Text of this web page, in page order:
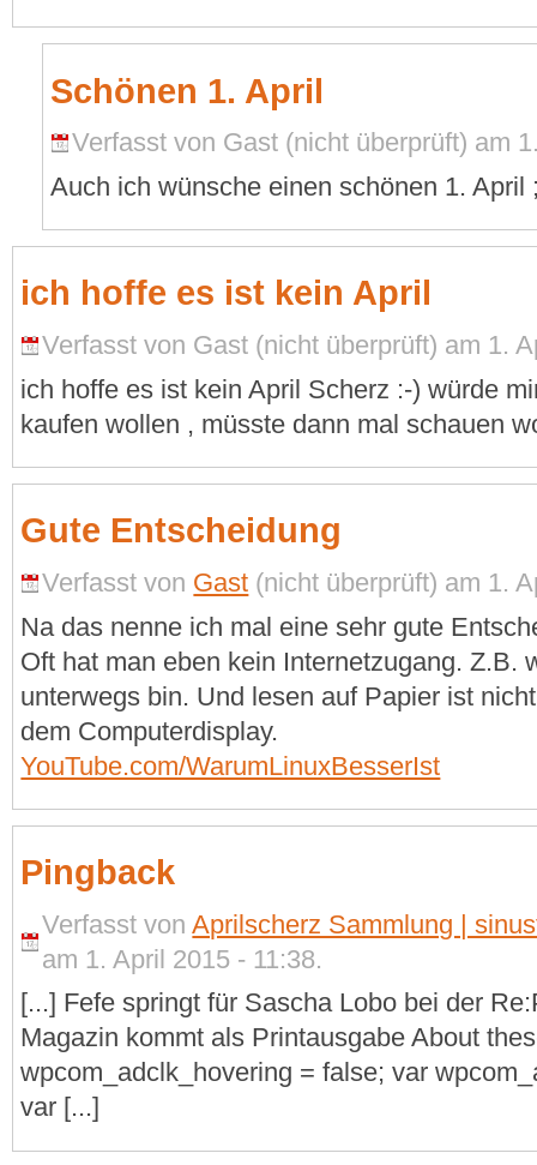
Schönen 1. April
Verfasst von Gast (nicht überprüft) am
Auch ich wünsche einen schönen 1. April
ich hoffe es ist kein April
Verfasst von Gast (nicht überprüft) am 1.
ich hoffe es ist kein April Scherz :-) würde
kaufen wollen , müsste dann mal schauen
Gute Entscheidung
Verfasst von Gast (nicht überprüft) am 1.
Na das nenne ich mal eine sehr gute
Oft hat man eben kein Internetzugang. Z.B.
unterwegs bin. Und lesen auf Papier ist
dem Computerdisplay.
YouTube.com/WarumLinuxBesserIst
Pingback
Verfasst vonAprilscherz Sammlung |
am 1. April 2015 - 11:38.
[...] Fefe springt für Sascha Lobo bei der
Magazin kommt als Printausgabe About
wpcom_adclk_hovering = false; var
var [...]